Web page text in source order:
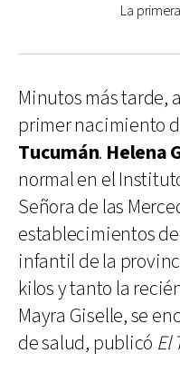
La
Minutos más tarde,
primer nacimiento
Tucumán. Helena
normal en el
Señora de las
establecimientos
infantil de la
kilos y tanto la
Mayra Giselle, se
de salud, publicó El